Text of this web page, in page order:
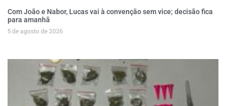
Com João e Nabor, Lucas vai à convenção sem vice; decisão fica
para amanhã
5 de agosto de 2026